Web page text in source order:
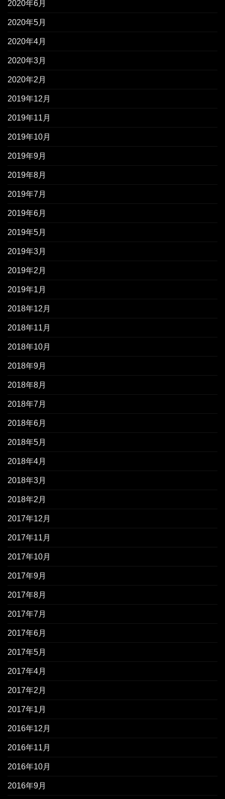
2020年6月
2020年5月
2020年4月
2020年3月
2020年2月
2019年12月
2019年11月
2019年10月
2019年9月
2019年8月
2019年7月
2019年6月
2019年5月
2019年3月
2019年2月
2019年1月
2018年12月
2018年11月
2018年10月
2018年9月
2018年8月
2018年7月
2018年6月
2018年5月
2018年4月
2018年3月
2018年2月
2017年12月
2017年11月
2017年10月
2017年9月
2017年8月
2017年7月
2017年6月
2017年5月
2017年4月
2017年2月
2017年1月
2016年12月
2016年11月
2016年10月
2016年9月